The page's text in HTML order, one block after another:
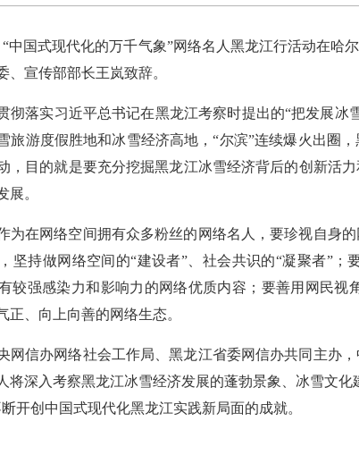
“中国式现代化的万千气象”网络名人黑龙江行活动在
、宣传部部长王岚致辞。
彻落实习近平总书记在黑龙江考察时提出的“把发展冰
旅游度假胜地和冰雪经济高地，“尔滨”连续爆火出圈
，目的就是要充分挖掘黑龙江冰雪经济背后的创新活
展。
为在网络空间拥有众多粉丝的网络名人，要珍视自身
坚持做网络空间的“建设者”、社会共识的“凝聚者”
较强感染力和影响力的网络优质内容；要善用网民
正、向上向善的网络生态。
网信办网络社会工作局、黑龙江省委网信办共同主办
将深入考察黑龙江冰雪经济发展的蓬勃景象、冰雪文
开创中国式现代化黑龙江实践新局面的成就。